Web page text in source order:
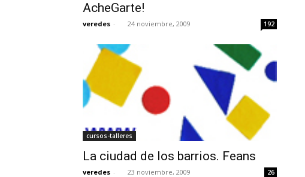
AcheGarte!
veredes - 24 noviembre, 2009 192
cursos-talleres
La ciudad de los barrios. Feans
veredes - 23 noviembre, 2009 26